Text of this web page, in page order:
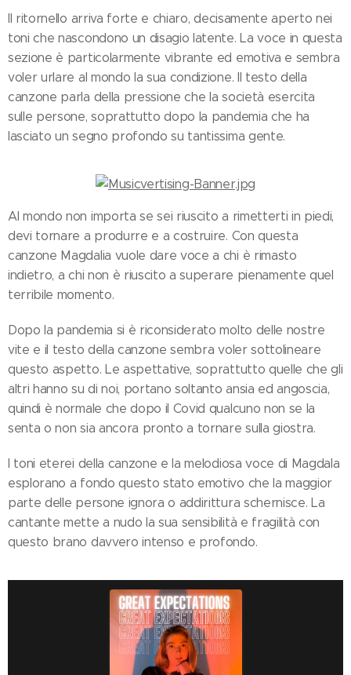
Il ritornello arriva forte e chiaro, decisamente aperto nei
toni che nascondono un disagio latente. La voce in questa
sezione è particolarmente vibrante ed emotiva e sembra
voler urlare al mondo la sua condizione. Il testo della
canzone parla della pressione che la società esercita
sulle persone, soprattutto dopo la pandemia che ha
lasciato un segno profondo su tantissima gente.
Al mondo non importa se sei riuscito a rimetterti in piedi,
devi tornare a produrre e a costruire. Con questa
canzone Magdalia vuole dare voce a chi è rimasto
indietro, a chi non è riuscito a superare pienamente quel
terribile momento.
Dopo la pandemia si è riconsiderato molto delle nostre
vite e il testo della canzone sembra voler sottolineare
questo aspetto. Le aspettative, soprattutto quelle che gli
altri hanno su di noi, portano soltanto ansia ed angoscia,
quindi è normale che dopo il Covid qualcuno non se la
senta o non sia ancora pronto a tornare sulla giostra.
I toni eterei della canzone e la melodiosa voce di Magdala
esplorano a fondo questo stato emotivo che la maggior
parte delle persone ignora o addirittura schernisce. La
cantante mette a nudo la sua sensibilità e fragilità con
questo brano davvero intenso e profondo.